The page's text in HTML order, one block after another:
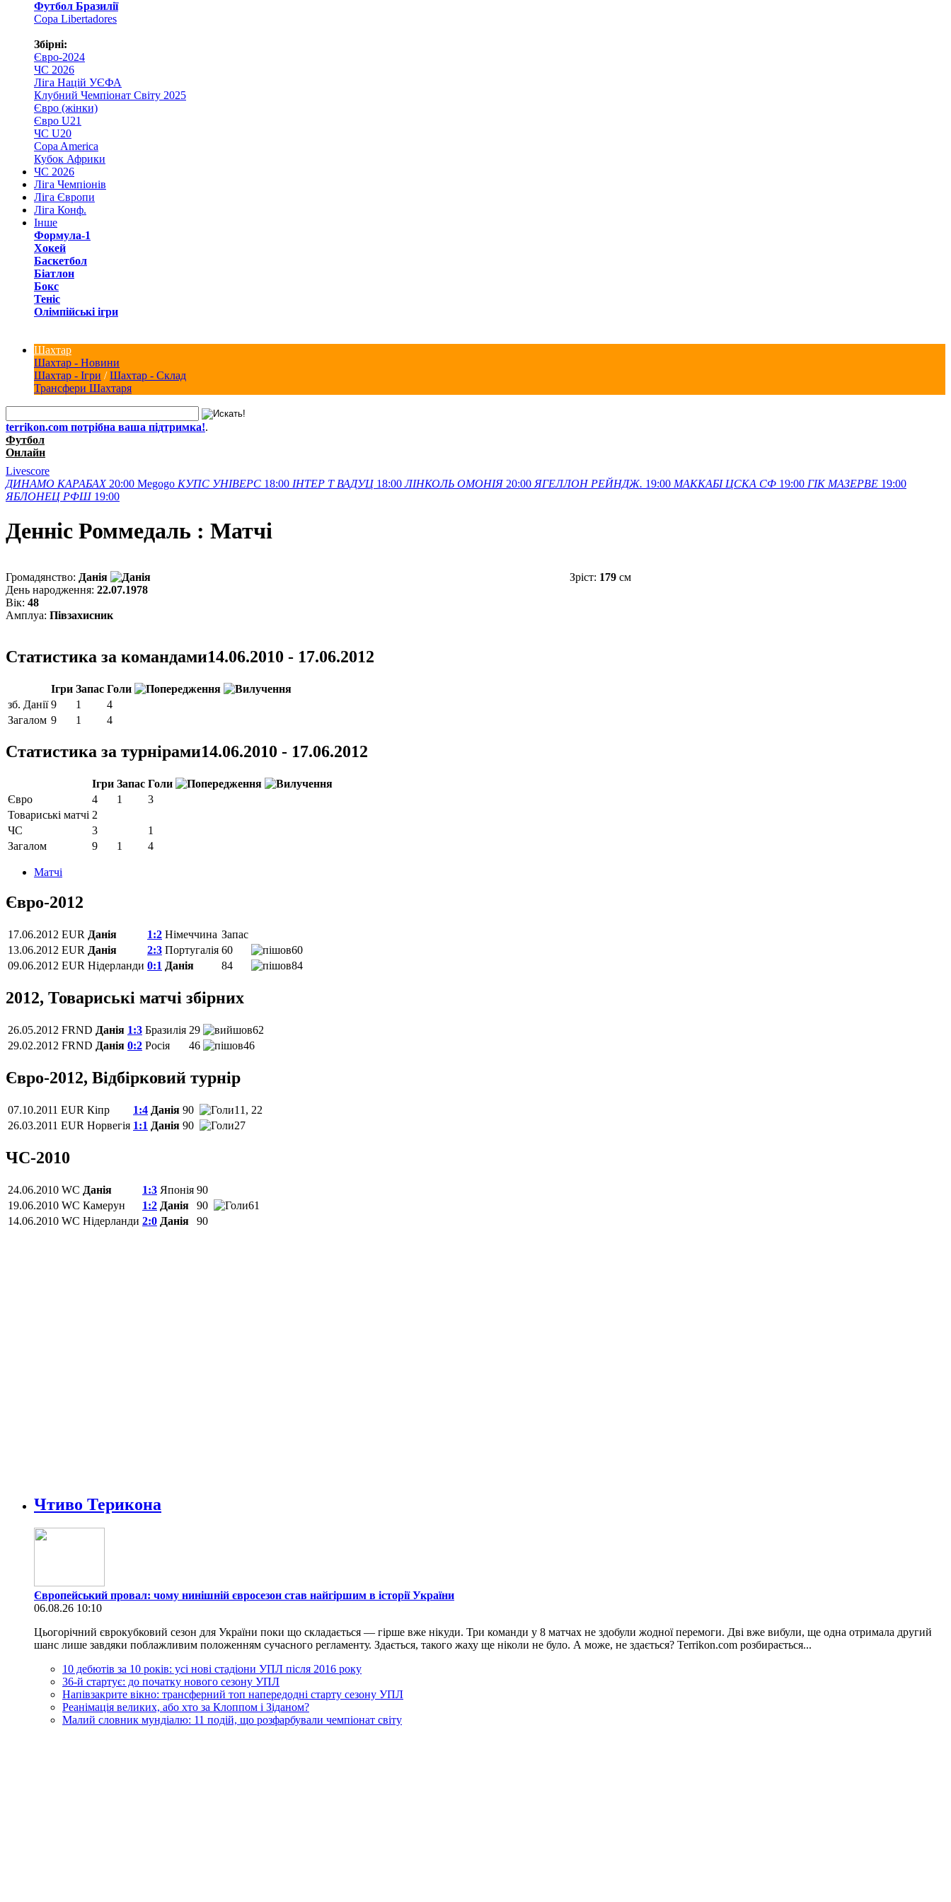
Футбол Бразилії
Copa Libertadores
Збірні:
Євро-2024
ЧС 2026
Ліга Націй УЄФА
Клубний Чемпіонат Світу 2025
Євро (жінки)
Євро U21
ЧС U20
Copa America
Кубок Африки
ЧС 2026
Ліга Чемпіонів
Ліга Європи
Ліга Конф.
Інше
Формула-1
Хокей
Баскетбол
Біатлон
Бокс
Теніс
Олімпійські ігри
Шахтар
Шахтар - Новини
Шахтар - Ігри /Шахтар - Склад
Трансфери Шахтаря
terrikon.com потрібна ваша підтримка!.
Футбол
Онлайн
Livescore
ДИНАМО КАРАБАХ 20:00 Megogo КУПС УНІВЕРС 18:00 ІНТЕР Т ВАДУЦ 18:00 ЛІНКОЛЬ ОМОНІЯ 20:00 ЯГЕЛЛОН РЕЙНДЖ. 19:00 МАККАБІ ЦСКА СФ 19:00 ГІК МАЗЕРВЕ 19:00
ЯБЛОНЕЦ РФШ 19:00
Денніс Роммедаль : Матчi
Громадянство: Данія
День народження: 22.07.1978
Вік: 48
Амплуа: Півзахисник
Зріст: 179см
Статистика за командами14.06.2010 - 17.06.2012
Ігри Запас Голи
зб. Данії 9 1
4
Загалом 9 1 4
Статистика за турнірами14.06.2010 - 17.06.2012
Ігри Запас Голи
Євро
4 1
3
Товариські матчі 2
ЧС
3
1
Загалом
9 1 4
Матчi
Євро-2012
17.06.2012 EUR Данія 1:2 Німеччина Запас
13.06.2012 EUR Данія 2:3 Португалія 60
60
09.06.2012 EUR Нідерланди 0:1 Данія 84 84
2012, Товариські матчі збірних
26.05.2012 FRND Данія 1:3 Бразилія 29
62
29.02.2012 FRND Данія 0:2 Росія 46 46
Євро-2012, Відбірковий турнір
07.10.2011 EUR Кіпр 1:4 Данія 90
11, 22
26.03.2011 EUR Норвегія 1:1 Данія 90 27
ЧС-2010
24.06.2010 WC Данія 1:3 Японія 90
19.06.2010 WC Камерун 1:2 Данія 90
61
14.06.2010 WC Нідерланди 2:0 Данія 90
Чтиво Терикона
Європейський провал: чому нинішній євросезон став найгіршим в історії України
06.08.26 10:10
Цьогорічний єврокубковий сезон для України поки що складається — гірше вже нікуди. Три команди у 8 матчах не здобули жодної перемоги. Дві вже вибули, ще одна отримала другий
шанс лише завдяки поблажливим положенням сучасного регламенту. Здається, такого жаху ще ніколи не було. А може, не здається? Terrikon.com розбирається...
10 дебютів за 10 років: усі нові стадіони УПЛ після 2016 року
36-й стартує: до початку нового сезону УПЛ
Напівзакрите вікно: трансферний топ напередодні старту сезону УПЛ
Реанімація великих, або хто за Клоппом і Зіданом?
Малий словник мундіалю: 11 подій, що розфарбували чемпіонат світу